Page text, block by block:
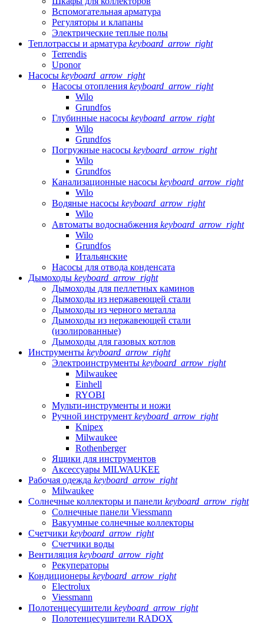
Вспомогательная арматура
Регуляторы и клапаны
Электрические теплые полы
Теплотрассы и арматура keyboard_arrow_right
Terrendis
Uponor
Насосы keyboard_arrow_right
Насосы отопления keyboard_arrow_right
Wilo
Grundfos
Глубинные насосы keyboard_arrow_right
Wilo
Grundfos
Погружные насосы keyboard_arrow_right
Wilo
Grundfos
Канализационные насосы keyboard_arrow_right
Wilo
Водяные насосы keyboard_arrow_right
Wilo
Автоматы водоснабжения keyboard_arrow_right
Wilo
Grundfos
Итальянские
Насосы для отвода конденсата
Дымоходы keyboard_arrow_right
Дымоходы для пеллетных каминов
Дымоходы из нержавеющей стали
Дымоходы из черного металла
Дымоходы из нержавеющей стали
(изолированные)
Дымоходы для газовых котлов
Инструменты keyboard_arrow_right
Электроинструменты keyboard_arrow_right
Milwaukee
Einhell
RYOBI
Мульти-инструменты и ножи
Ручной инструмент keyboard_arrow_right
Knipex
Milwaukee
Rothenberger
Ящики для инструментов
Аксессуары MILWAUKEE
Рабочая одежда keyboard_arrow_right
Milwaukee
Солнечные коллекторы и панели keyboard_arrow_right
Солнечные панели Viessmann
Вакуумные солнечные коллекторы
Счетчики keyboard_arrow_right
Счетчики воды
Вентиляция keyboard_arrow_right
Рекуператоры
Кондиционеры keyboard_arrow_right
Electrolux
Viessmann
Полотенцесушители keyboard_arrow_right
Полотенцесушители RADOX